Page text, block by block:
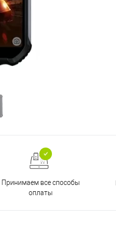
Принимаем все способы
оплаты